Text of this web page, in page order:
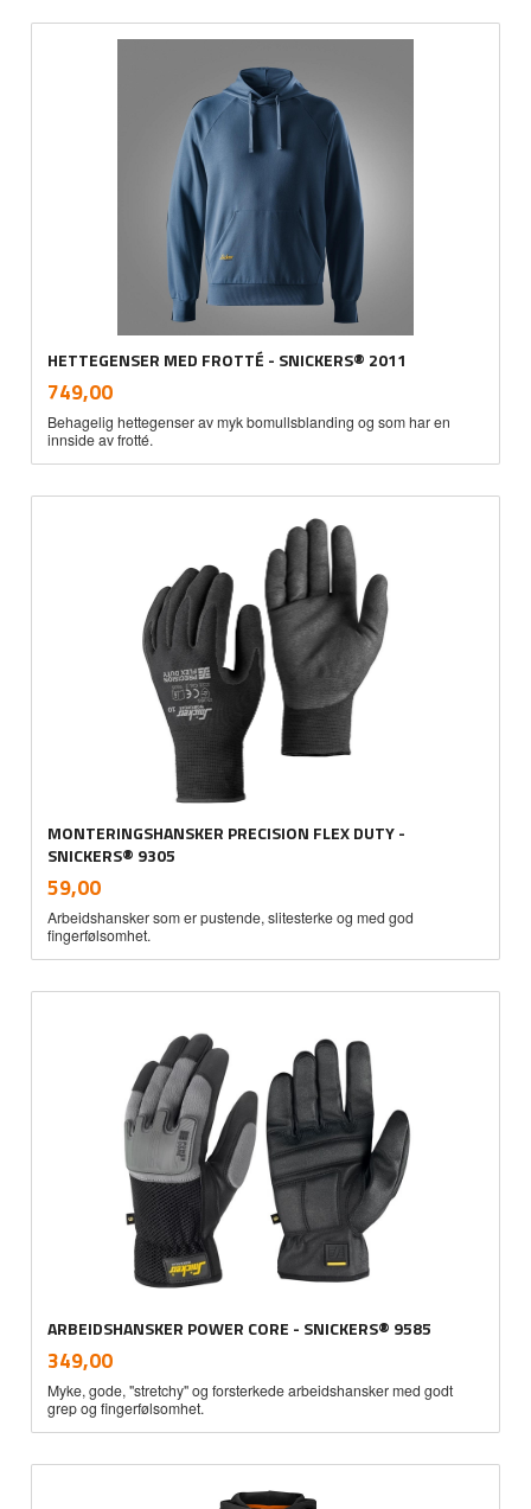
HETTEGENSER MED FROTTÉ - SNICKERS® 2011
Pris
749,00mva.
Behagelig hettegenser av myk bomullsblanding og som har en
innside av frotté.
MONTERINGSHANSKER PRECISION FLEX DUTY -
SNICKERS® 9305
Pris
59,00mva.
Arbeidshansker som er pustende, slitesterke og med god
fingerfølsomhet.
ARBEIDSHANSKER POWER CORE - SNICKERS® 9585
Pris
349,00mva.
Myke, gode, "stretchy" og forsterkede arbeidshansker med godt
grep og fingerfølsomhet.